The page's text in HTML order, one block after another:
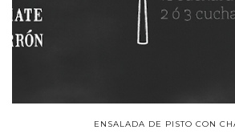
ENSALADA DE PISTO CON